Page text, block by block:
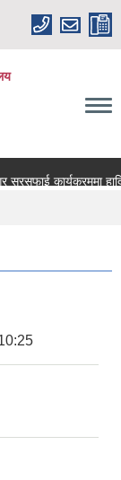
कार्यक्रममा